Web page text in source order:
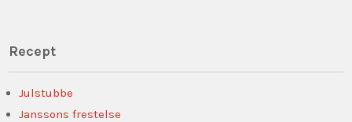
Recept
Julstubbe
Janssons frestelse